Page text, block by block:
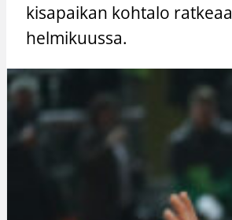
kisapaikan kohtalo ratkeaa
helmikuussa.